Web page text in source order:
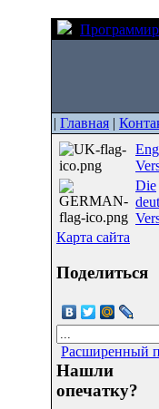
| Главная |
Die
Карта сайта
Поделиться
Расширенный
Нашли
опечатку?